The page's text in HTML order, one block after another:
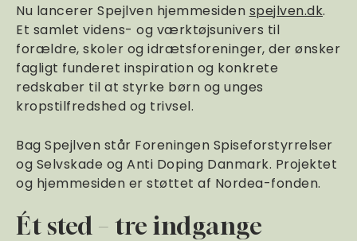
Nu lancerer Spejlven hjemmesiden spejlven.dk.
Et samlet videns- og værktøjsunivers til
forældre, skoler og idrætsforeninger, der ønsker
fagligt funderet inspiration og konkrete
redskaber til at styrke børn og unges
kropstilfredshed og trivsel.
Bag Spejlven står Foreningen Spiseforstyrrelser
og Selvskade og Anti Doping Danmark. Projektet
og hjemmesiden er støttet af Nordea-fonden.
Ét sted – tre indgange